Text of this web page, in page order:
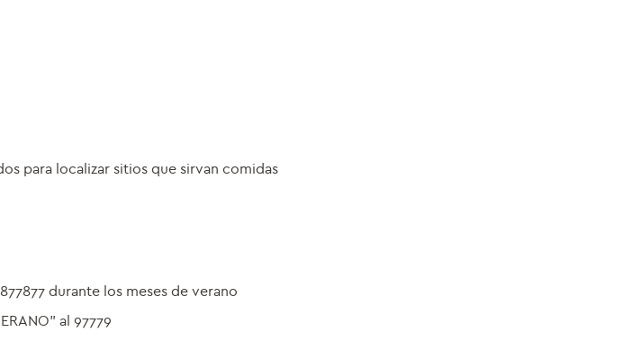
para localizar sitios que sirvan comidas
durante los meses de verano
al 97779